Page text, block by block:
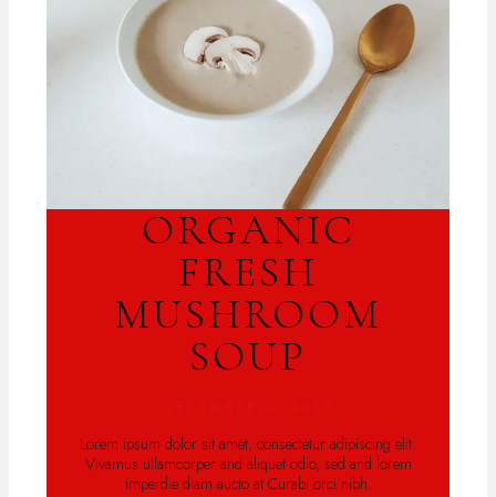
ORGANIC
FRESH
MUSHROOM
SOUP
Lorem ipsum dolor sit amet, consectetur adipiscing elit.
Vivamus ullamcorper and aliquet odio, sed and lorem
imperdie diam aucto at Curabi orci nibh.